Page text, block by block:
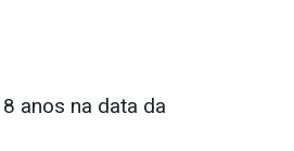
anos na data da